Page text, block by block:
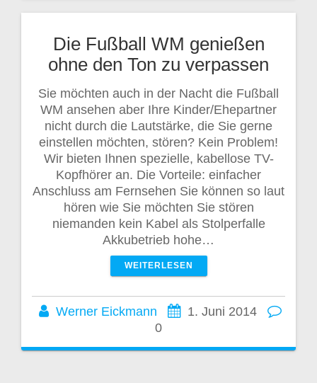
Die Fußball WM genießen
ohne den Ton zu verpassen
Sie möchten auch in der Nacht die Fußball
WM ansehen aber Ihre Kinder/Ehepartner
nicht durch die Lautstärke, die Sie gerne
einstellen möchten, stören? Kein Problem!
Wir bieten Ihnen spezielle, kabellose TV-
Kopfhörer an. Die Vorteile: einfacher
Anschluss am Fernsehen Sie können so laut
hören wie Sie möchten Sie stören
niemanden kein Kabel als Stolperfalle
Akkubetrieb hohe…
WEITERLESEN
Werner Eickmann
1. Juni 2014
0